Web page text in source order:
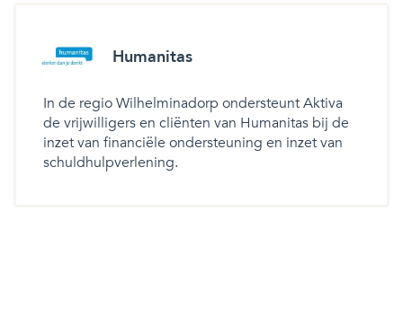
Humanitas
In de regio Wilhelminadorp ondersteunt Aktiva
de vrijwilligers en cliënten van Humanitas bij de
inzet van financiële ondersteuning en inzet van
schuldhulpverlening.